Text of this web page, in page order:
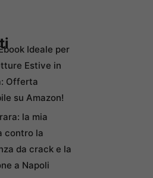
Ideale per
Estive in
Offerta
su Amazon!
la mia
contro la
da crack e la
a Napoli